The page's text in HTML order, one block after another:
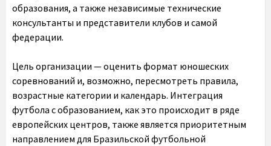
образования, а также независимые технические
консультанты и представители клубов и самой
федерации.
Цель организации — оценить формат юношеских
соревнований и, возможно, пересмотреть правила,
возрастные категории и календарь. Интеграция
футбола с образованием, как это происходит в ряде
европейских центров, также является приоритетным
направлением для Бразильской футбольной